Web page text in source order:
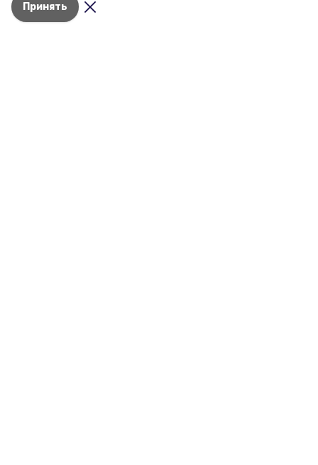
Принять
Ставрополье.
Разделы